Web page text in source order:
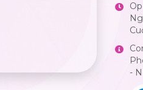
-